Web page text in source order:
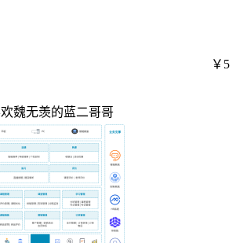
魏无羡的蓝二哥哥
￥5